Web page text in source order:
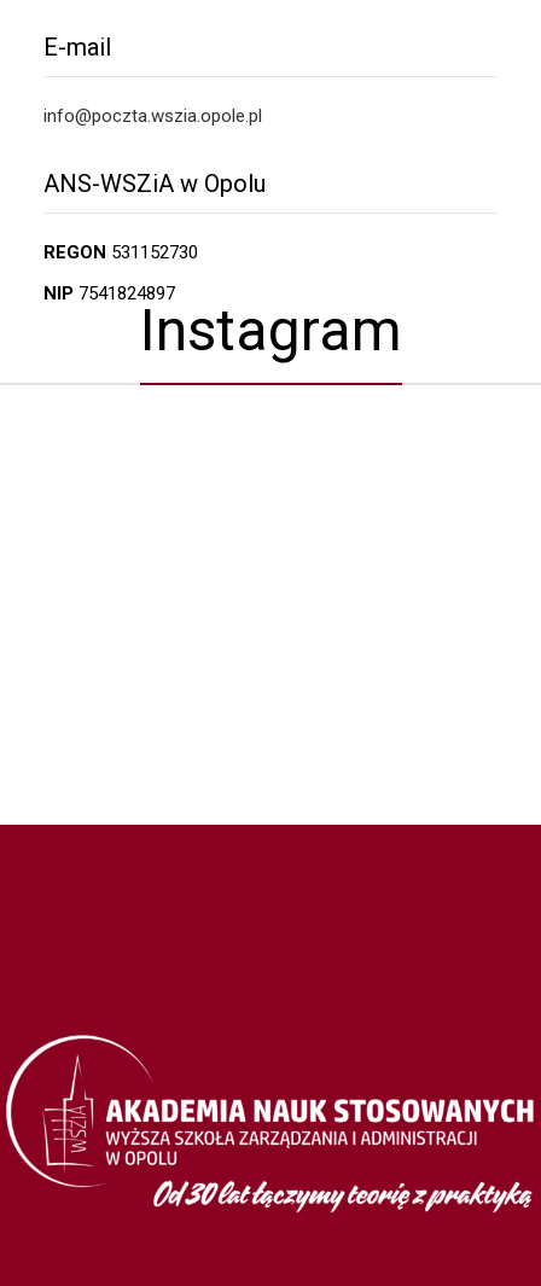
E-mail
info@poczta.wszia.opole.pl
ANS-WSZiA w Opolu
REGON 531152730
NIP 7541824897
Instagram